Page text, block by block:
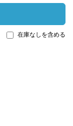
在庫なしを含める